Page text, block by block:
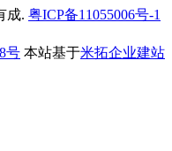
成. 粤ICP备11055006号-1
号 本站基于米拓企业建站